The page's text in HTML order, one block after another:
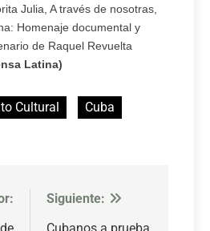
Julia, A través de nosotras,
Homenaje documental y
de Raquel Revuelta
Latina)
Cultural
Cuba
Siguiente: